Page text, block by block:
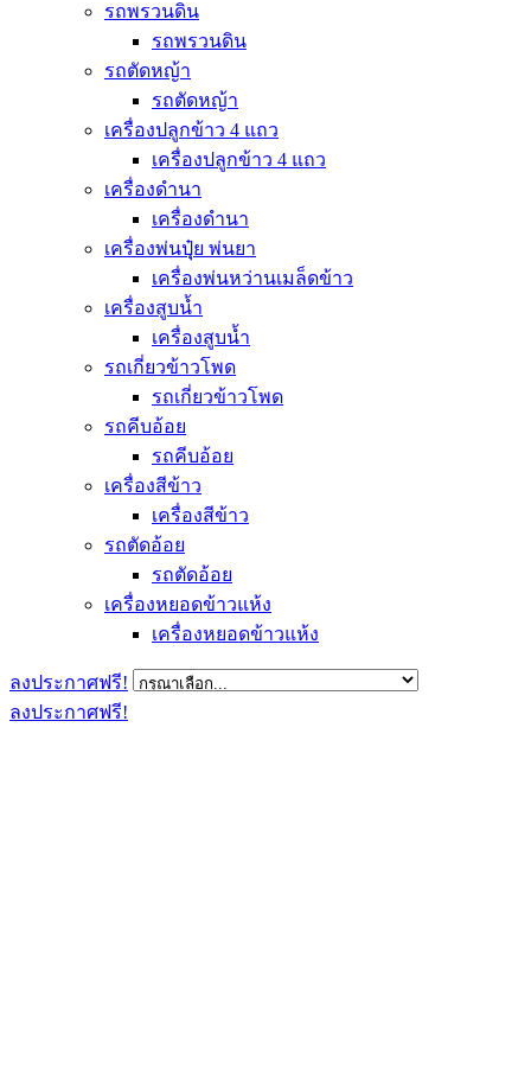
รถพรวนดิน
รถพรวนดิน
รถตัดหญ้า
รถตัดหญ้า
เครื่องปลูกข้าว 4 แถว
เครื่องปลูกข้าว 4 แถว
เครื่องดำนา
เครื่องดำนา
เครื่องพ่นปุุ๋ย พ่นยา
เครื่องพ่นหว่านเมล็ดข้าว
เครื่องสูบน้ำ
เครื่องสูบน้ำ
รถเกี่ยวข้าวโพด
รถเกี่ยวข้าวโพด
รถคีบอ้อย
รถคีบอ้อย
เครื่องสีข้าว
เครื่องสีข้าว
รถตัดอ้อย
รถตัดอ้อย
เครื่องหยอดข้าวแห้ง
เครื่องหยอดข้าวแห้ง
ลงประกาศฟรี!
ลงประกาศฟรี!